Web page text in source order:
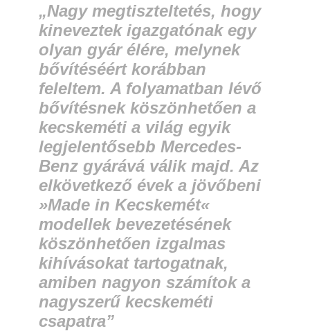
„Nagy megtiszteltetés, hogy
kineveztek igazgatónak egy
olyan gyár élére, melynek
bővítéséért korábban
feleltem. A folyamatban lévő
bővítésnek köszönhetően a
kecskeméti a világ egyik
legjelentősebb Mercedes-
Benz gyárává válik majd. Az
elkövetkező évek a jövőbeni
»Made in Kecskemét«
modellek bevezetésének
köszönhetően izgalmas
kihívásokat tartogatnak,
amiben nagyon számítok a
nagyszerű kecskeméti
csapatra”